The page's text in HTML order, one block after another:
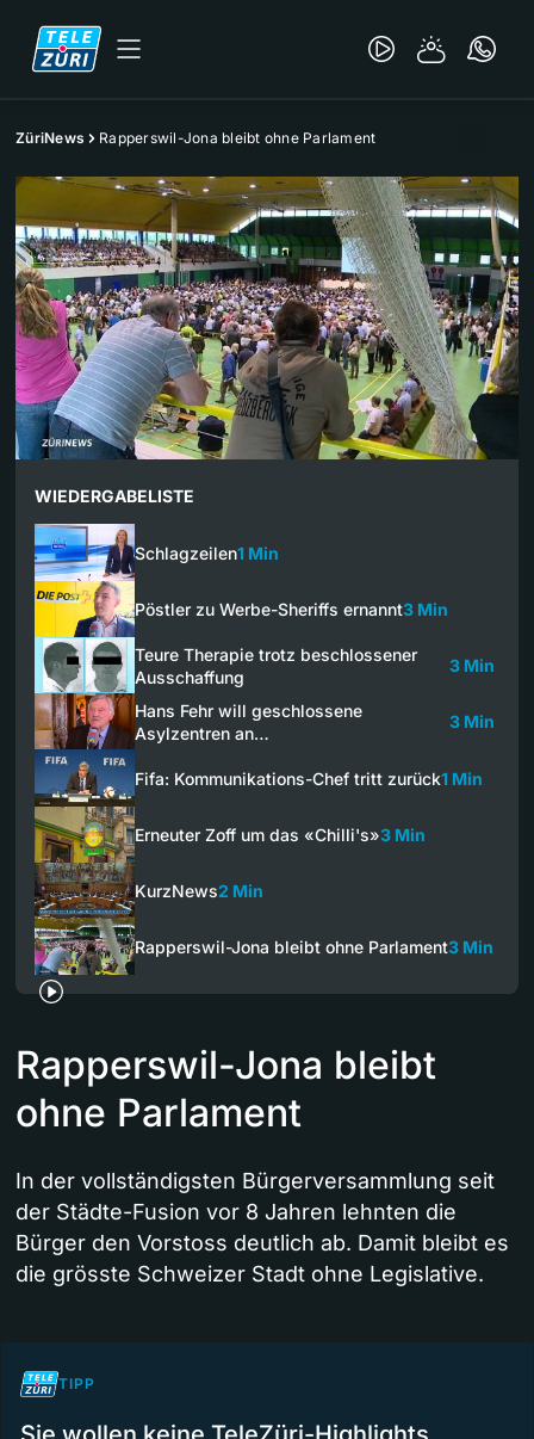
ZüriNews Rapperswil-Jona bleibt ohne Parlament
WIEDERGABELISTE
Schlagzeilen1 Min
Pöstler zu Werbe-Sheriffs ernannt3 Min
Teure Therapie trotz beschlossener
Ausschaffung
3 Min
Hans Fehr will geschlossene
Asylzentren an…
3 Min
Fifa: Kommunikations-Chef tritt zurück1 Min
Erneuter Zoff um das «Chilli's»3 Min
KurzNews2 Min
Rapperswil-Jona bleibt ohne Parlament3 Min
Rapperswil-Jona bleibt
ohne Parlament
In der vollständigsten Bürgerversammlung seit
der Städte-Fusion vor 8 Jahren lehnten die
Bürger den Vorstoss deutlich ab. Damit bleibt es
die grösste Schweizer Stadt ohne Legislative.
TIPP